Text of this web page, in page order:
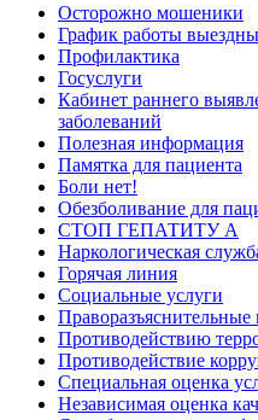
Осторожно мошеники
График работы
Профилактика
Госуслуги
Кабинет раннего
заболеваний
Полезная информация
Памятка для пациента
Боли нет!
Обезболивание для
СТОП ГЕПАТИТУ А
Наркологическая
Горячая линия
Социальные услуги
Праворазъяснительные
Противодействию
Противодействие
Специальная оценка
Независимая оценка